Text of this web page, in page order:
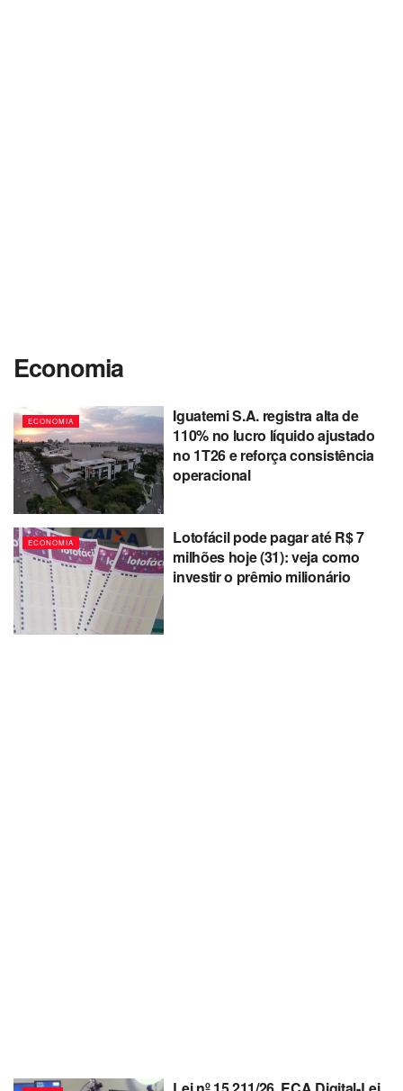
Economia
ECONOMIA
Iguatemi S.A. registra alta de
110% no lucro líquido ajustado
no 1T26 e reforça consistência
operacional
ECONOMIA
Lotofácil pode pagar até R$ 7
milhões hoje (31): veja como
investir o prêmio milionário